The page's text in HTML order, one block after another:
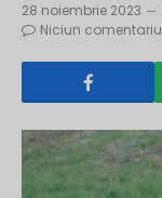
28 noiembrie 2023
Niciun comentariu